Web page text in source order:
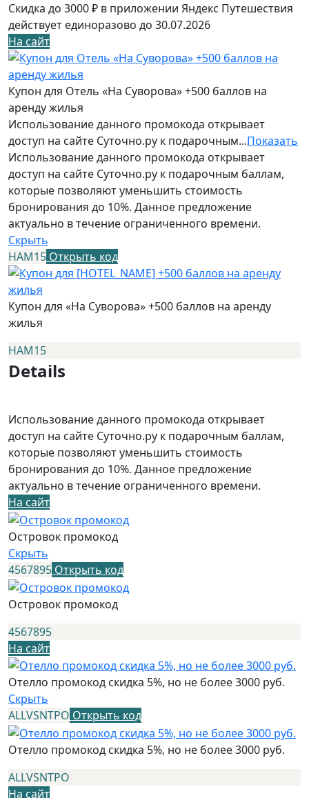
Скидка до 3000 ₽ в приложении Яндекс Путешествия
действует единоразово до 30.07.2026
На сайт
Купон для Отель «На Суворова» +500 баллов на
аренду жилья
Использование данного промокода открывает
доступ на сайте Суточно.ру к подарочным...Показать
Использование данного промокода открывает
доступ на сайте Суточно.ру к подарочным баллам,
которые позволяют уменьшить стоимость
бронирования до 10%. Данное предложение
актуально в течение ограниченного времени.
Скрыть
НАМ15 Открыть код
Купон для «На Суворова» +500 баллов на аренду
жилья
НАМ15
Details
Использование данного промокода открывает
доступ на сайте Суточно.ру к подарочным баллам,
которые позволяют уменьшить стоимость
бронирования до 10%. Данное предложение
актуально в течение ограниченного времени.
На сайт
Островок промокод
Скрыть
4567895 Открыть код
Островок промокод
4567895
На сайт
Отелло промокод скидка 5%, но не более 3000 руб.
Скрыть
ALLVSNTPO Открыть код
Отелло промокод скидка 5%, но не более 3000 руб.
ALLVSNTPO
На сайт